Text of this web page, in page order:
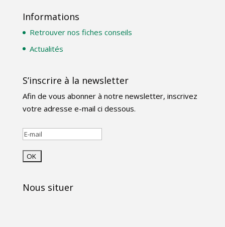
Informations
Retrouver nos fiches conseils
Actualités
S’inscrire à la newsletter
Afin de vous abonner à notre newsletter, inscrivez
votre adresse e-mail ci dessous.
Nous situer